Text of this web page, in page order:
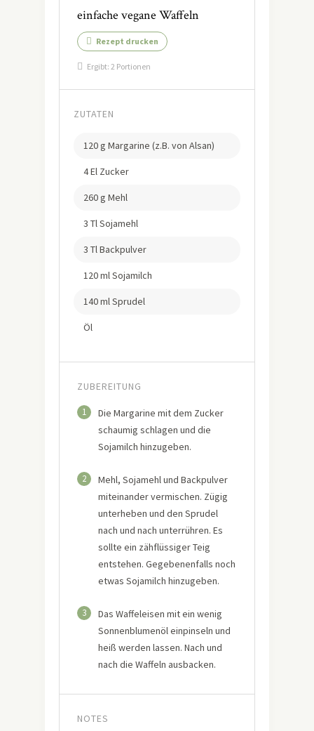
einfache vegane Waffeln
Rezept drucken
Ergibt: 2 Portionen
ZUTATEN
120 g Margarine (z.B. von Alsan)
4 El Zucker
260 g Mehl
3 Tl Sojamehl
3 Tl Backpulver
120 ml Sojamilch
140 ml Sprudel
Öl
ZUBEREITUNG
1
Die Margarine mit dem Zucker
schaumig schlagen und die
Sojamilch hinzugeben.
2
Mehl, Sojamehl und Backpulver
miteinander vermischen. Zügig
unterheben und den Sprudel
nach und nach unterrühren. Es
sollte ein zähflüssiger Teig
entstehen. Gegebenenfalls noch
etwas Sojamilch hinzugeben.
3
Das Waffeleisen mit ein wenig
Sonnenblumenöl einpinseln und
heiß werden lassen. Nach und
nach die Waffeln ausbacken.
NOTES